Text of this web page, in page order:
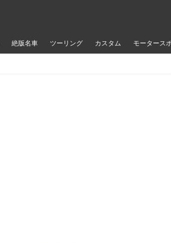
絶版名車 ツーリング カスタム モータース